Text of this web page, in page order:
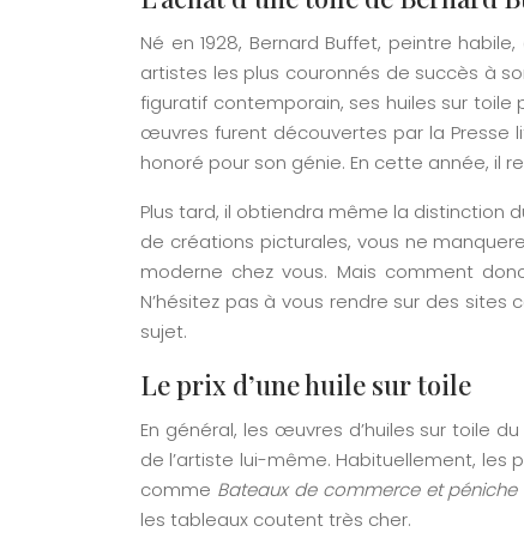
Né en 1928, Bernard Buffet, peintre
artistes les plus couronnés de succès à
figuratif contemporain, ses huiles sur toile
œuvres furent découvertes par la Presse
honoré pour son génie. En cette année, il
Plus tard, il obtiendra même la distinction
de créations picturales, vous ne
moderne chez vous. Mais comment
N’hésitez pas à vous rendre sur des sites
sujet.
Le prix d’une huile sur toile
En général, les œuvres d’huiles sur toile du
de l’artiste lui-même. Habituellement, les
comme Bateaux de commerce et péniche
les tableaux coutent très cher.